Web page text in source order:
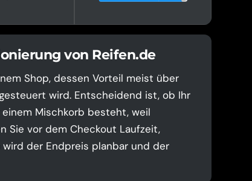
von Reifen.de
Shop, dessen Vorteil meist über
wird. Entscheidend ist, ob Ihr
einem Mischkorb besteht, weil
Sie vor dem Checkout Laufzeit,
der Endpreis planbar und der